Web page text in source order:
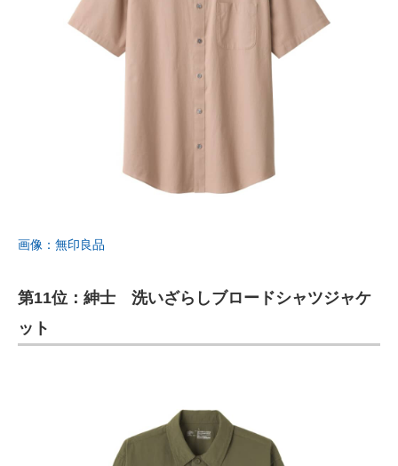
画像：無印良品
第11位：紳士 洗いざらしブロードシャツジャケ
ット